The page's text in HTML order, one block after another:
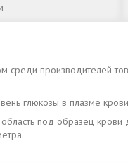
производителей
глюкозы в плазме
под образец